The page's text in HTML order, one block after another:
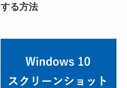
する方法